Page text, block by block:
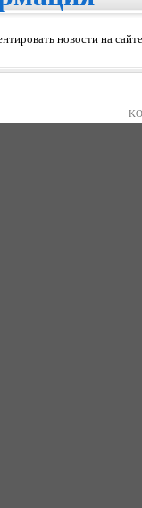
новости на